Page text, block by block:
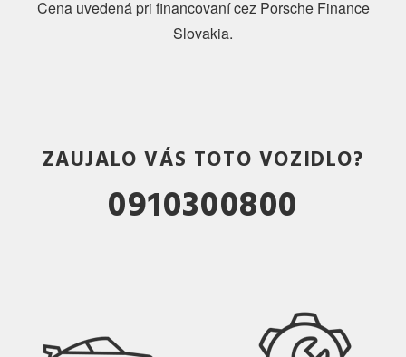
Cena uvedená pri financovaní cez Porsche Finance
Slovakia.
ZAUJALO VÁS TOTO VOZIDLO?
0910300800